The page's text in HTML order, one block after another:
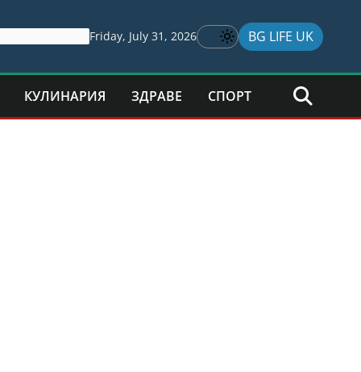
Friday, July 31, 2026 BG LIFE UK
КУЛИНАРИЯ ЗДРАВЕ СПОРТ